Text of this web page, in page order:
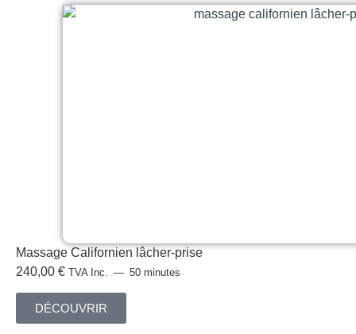
Massage Californien lâcher-prise
240,00 € TVA Inc. 50 minutes
DÉCOUVRIR